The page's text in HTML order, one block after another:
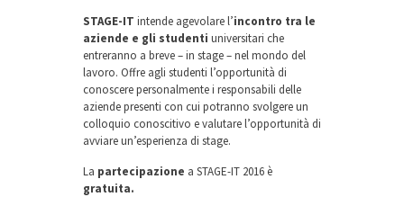
STAGE-IT intende agevolare l’incontro tra le
aziende e gli studenti universitari che
entreranno a breve – in stage – nel mondo del
lavoro. Offre agli studenti l’opportunità di
conoscere personalmente i responsabili delle
aziende presenti con cui potranno svolgere un
colloquio conoscitivo e valutare l’opportunità di
avviare un’esperienza di stage.
La partecipazione a STAGE-IT 2016 è
gratuita.